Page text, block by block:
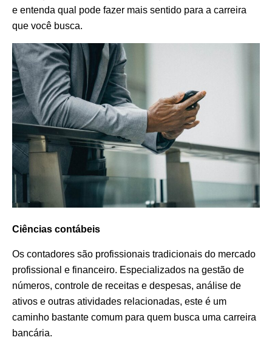
e entenda qual pode fazer mais sentido para a carreira
que você busca.
Ciências contábeis
Os contadores são profissionais tradicionais do mercado
profissional e financeiro. Especializados na gestão de
números, controle de receitas e despesas, análise de
ativos e outras atividades relacionadas, este é um
caminho bastante comum para quem busca uma carreira
bancária.